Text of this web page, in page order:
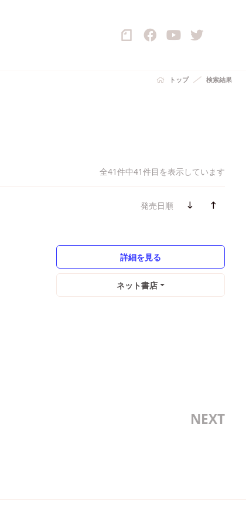
トップ 検索結果
全41件中41件目を表示しています
発売日順
詳細を見る
ネット書店
NEXT